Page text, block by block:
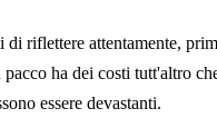
riflettere attentamente,
ha dei costi tutt'altro
essere devastanti.